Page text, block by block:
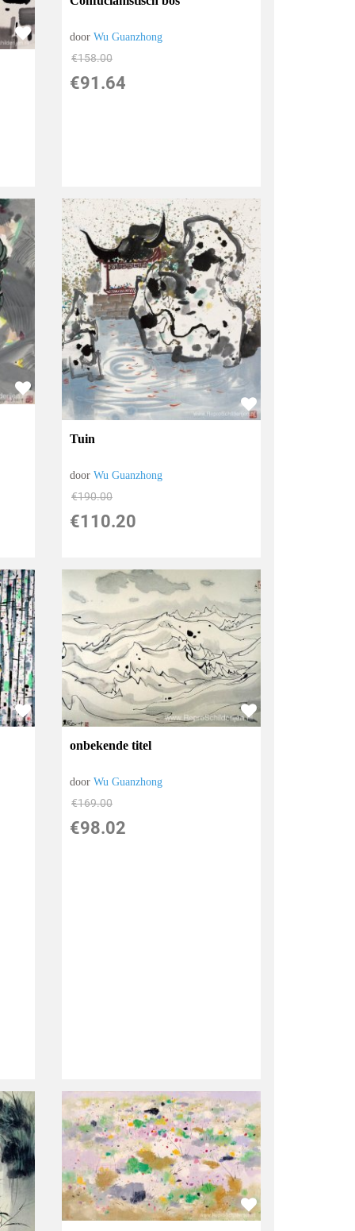
doorWu Guanzhong
€158.00
€91.64
Tuin
doorWu Guanzhong
€190.00
€110.20
onbekende titel
doorWu Guanzhong
€169.00
€98.02